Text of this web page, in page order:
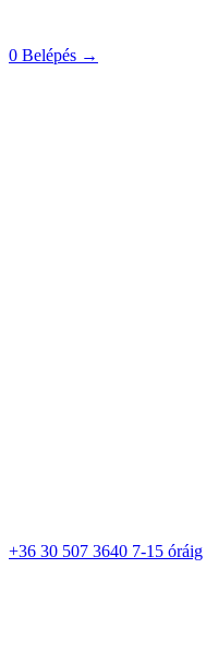
0 Belépés →
+36 30 507 3640 7-15 óráig